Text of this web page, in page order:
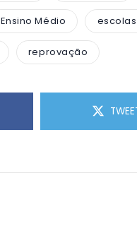
Ensino Médio
reprovação